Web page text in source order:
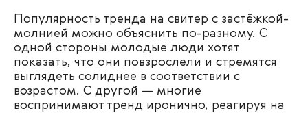
Популярность тренда на свитер с застёжкой-
молнией можно объяснить по-разному. С
одной стороны молодые люди хотят
показать, что они повзрослели и стремятся
выглядеть солиднее в соответствии с
возрастом. С другой — многие
воспринимают тренд иронично, реагируя на